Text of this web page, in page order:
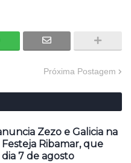
Próxima Postagem
Zezo e Galicia na
Ribamar, que
7 de agosto